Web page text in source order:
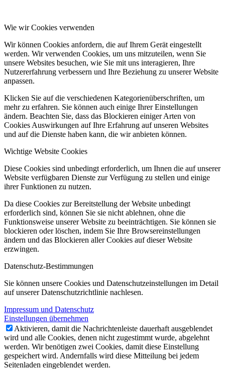
Wie wir Cookies verwenden
Wir können Cookies anfordern, die auf Ihrem Gerät eingestellt
werden. Wir verwenden Cookies, um uns mitzuteilen, wenn Sie
unsere Websites besuchen, wie Sie mit uns interagieren, Ihre
Nutzererfahrung verbessern und Ihre Beziehung zu unserer Website
anpassen.
Klicken Sie auf die verschiedenen Kategorienüberschriften, um
mehr zu erfahren. Sie können auch einige Ihrer Einstellungen
ändern. Beachten Sie, dass das Blockieren einiger Arten von
Cookies Auswirkungen auf Ihre Erfahrung auf unseren Websites
und auf die Dienste haben kann, die wir anbieten können.
Wichtige Website Cookies
Diese Cookies sind unbedingt erforderlich, um Ihnen die auf unserer
Website verfügbaren Dienste zur Verfügung zu stellen und einige
ihrer Funktionen zu nutzen.
Da diese Cookies zur Bereitstellung der Website unbedingt
erforderlich sind, können Sie sie nicht ablehnen, ohne die
Funktionsweise unserer Website zu beeinträchtigen. Sie können sie
blockieren oder löschen, indem Sie Ihre Browsereinstellungen
ändern und das Blockieren aller Cookies auf dieser Website
erzwingen.
Datenschutz-Bestimmungen
Sie können unsere Cookies und Datenschutzeinstellungen im Detail
auf unserer Datenschutzrichtlinie nachlesen.
Impressum und Datenschutz
Einstellungen übernehmen
Aktivieren, damit die Nachrichtenleiste dauerhaft ausgeblendet
wird und alle Cookies, denen nicht zugestimmt wurde, abgelehnt
werden. Wir benötigen zwei Cookies, damit diese Einstellung
gespeichert wird. Andernfalls wird diese Mitteilung bei jedem
Seitenladen eingeblendet werden.